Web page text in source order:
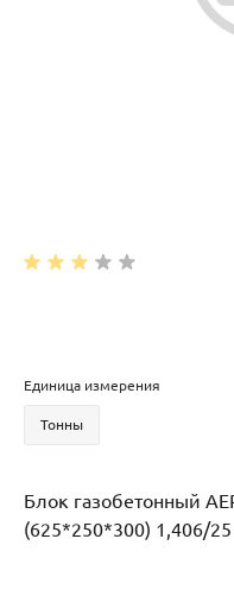
Единица измерения
Тонны
Блок газобетонный
(625*250*300) 1,406/25